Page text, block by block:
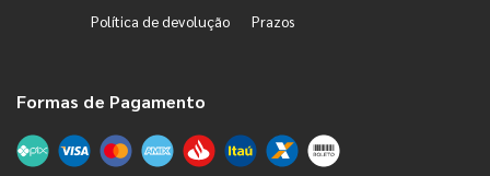
Política de devolução Prazos
Formas de Pagamento